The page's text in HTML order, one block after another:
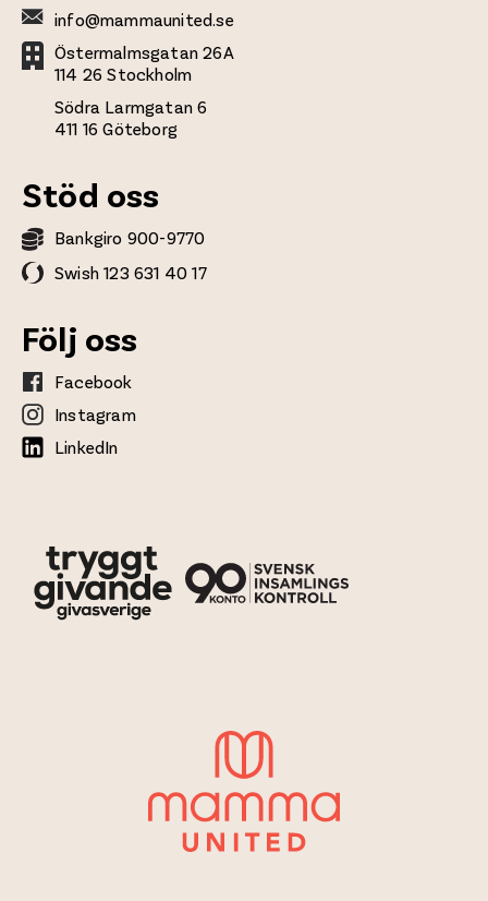
info@mammaunited.se
Östermalmsgatan 26A
114 26 Stockholm
Södra Larmgatan 6
411 16 Göteborg
Stöd oss
Bankgiro 900-9770
Swish 123 631 40 17
Följ oss
Facebook
Instagram
LinkedIn